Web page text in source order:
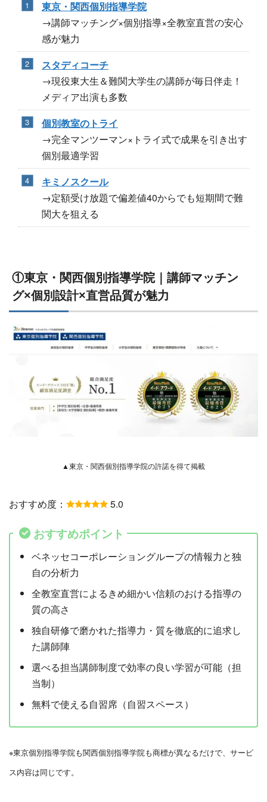
東京・関西個別指導学院
→講師マッチング×個別指導×全教室直営の安心
感が魅力
スタディコーチ
→現役東大生＆難関大学生の講師が毎日伴走！
メディア出演も多数
個別教室のトライ
→完全マンツーマン×トライ式で成果を引き出す
個別最適学習
キミノスクール
→定額受け放題で偏差値40からでも短期間で難
関大を狙える
①東京・関西個別指導学院｜講師マッチン
グ×個別設計×直営品質が魅力
▲東京・関西個別指導学院の許諾を得て掲載
おすすめ度： 5.0
おすすめポイント
ベネッセコーポレーショングループの情報力と独
自の分析力
全教室直営によるきめ細かい信頼のおける指導の
質の高さ
独自研修で磨かれた指導力・質を徹底的に追求し
た講師陣
選べる担当講師制度で効率の良い学習が可能（担
当制）
無料で使える自習席（自習スペース）
※東京個別指導学院も関西個別指導学院も商標が異なるだけで、サービ
ス内容は同じです。